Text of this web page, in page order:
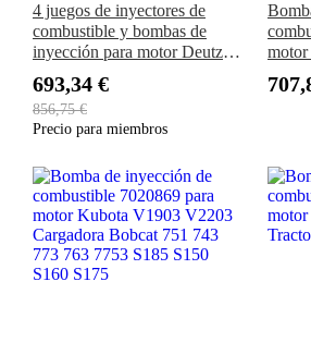
4 juegos de inyectores de
combustible y bombas de
inyección para motor Deutz
A300 S250 T200 863 864 873
883
693,34 €
856,75 €
Precio para miembros